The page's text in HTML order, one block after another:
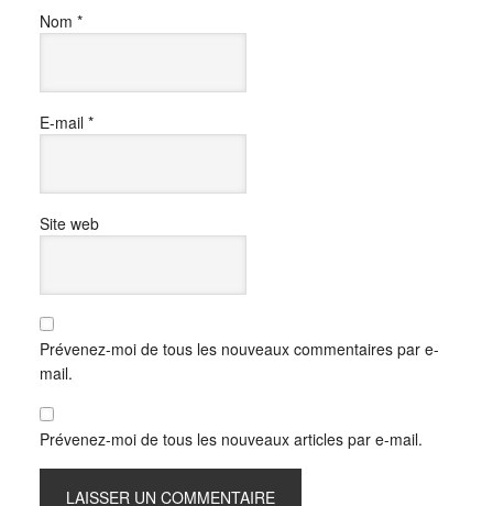
Nom *
E-mail *
Site web
Prévenez-moi de tous les nouveaux commentaires par e-
mail.
Prévenez-moi de tous les nouveaux articles par e-mail.